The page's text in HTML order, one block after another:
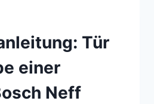
Tür
einer
Neff